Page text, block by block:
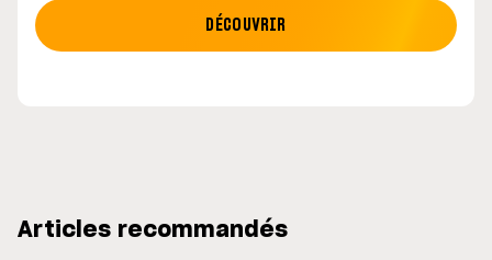
DÉCOUVRIR
Articles recommandés